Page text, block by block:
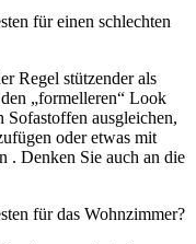
für einen schlechten
Regel stützender als
„formelleren“ Look
ausgleichen,
oder etwas mit
. Denken Sie auch an die
für das Wohnzimmer?